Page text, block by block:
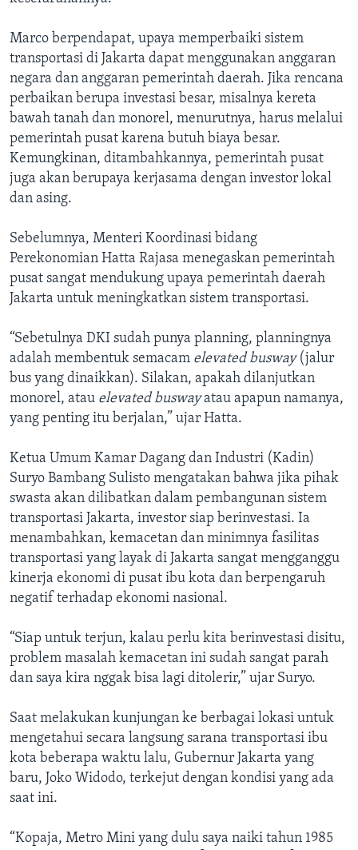
Marco berpendapat, upaya memperbaiki sistem
transportasi di Jakarta dapat menggunakan anggaran
negara dan anggaran pemerintah daerah. Jika rencana
perbaikan berupa investasi besar, misalnya kereta
bawah tanah dan monorel, menurutnya, harus melalui
pemerintah pusat karena butuh biaya besar.
Kemungkinan, ditambahkannya, pemerintah pusat
juga akan berupaya kerjasama dengan investor lokal
dan asing.
Sebelumnya, Menteri Koordinasi bidang
Perekonomian Hatta Rajasa menegaskan pemerintah
pusat sangat mendukung upaya pemerintah daerah
Jakarta untuk meningkatkan sistem transportasi.
“Sebetulnya DKI sudah punya planning, planningnya
adalah membentuk semacam elevated busway (jalur
bus yang dinaikkan). Silakan, apakah dilanjutkan
monorel, atau elevated buswayatau apapun namanya,
yang penting itu berjalan,” ujar Hatta.
Ketua Umum Kamar Dagang dan Industri (Kadin)
Suryo Bambang Sulisto mengatakan bahwa jika pihak
swasta akan dilibatkan dalam pembangunan sistem
transportasi Jakarta, investor siap berinvestasi. Ia
menambahkan, kemacetan dan minimnya fasilitas
transportasi yang layak di Jakarta sangat mengganggu
kinerja ekonomi di pusat ibu kota dan berpengaruh
negatif terhadap ekonomi nasional.
“Siap untuk terjun, kalau perlu kita berinvestasi disitu,
problem masalah kemacetan ini sudah sangat parah
dan saya kira nggak bisa lagi ditolerir,” ujar Suryo.
Saat melakukan kunjungan ke berbagai lokasi untuk
mengetahui secara langsung sarana transportasi ibu
kota beberapa waktu lalu, Gubernur Jakarta yang
baru, Joko Widodo, terkejut dengan kondisi yang ada
saat ini.
“Kopaja, Metro Mini yang dulu saya naiki tahun 1985